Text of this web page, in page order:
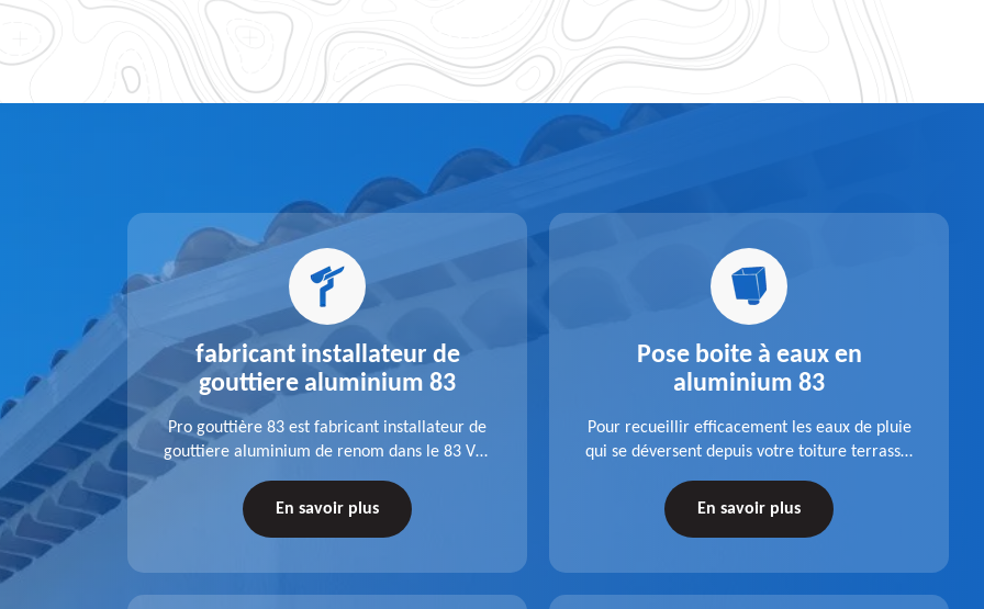
83
ses
Var,
de
fabricant installateur de
gouttiere aluminium 83
Pro gouttière 83 est fabricant installateur de
gouttiere aluminium de renom dans le 83 Var.
veille à réaliser des gouttières performantes,
durables et à la hauteur de vos attentes.
En savoir plus
Pose boite à eaux en
aluminium 83
Pour recueillir efficacement les eaux de pluie
qui se déversent depuis votre toiture terrasse,
dans le 83 Var de la société Pro gouttière 83.
En savoir plus